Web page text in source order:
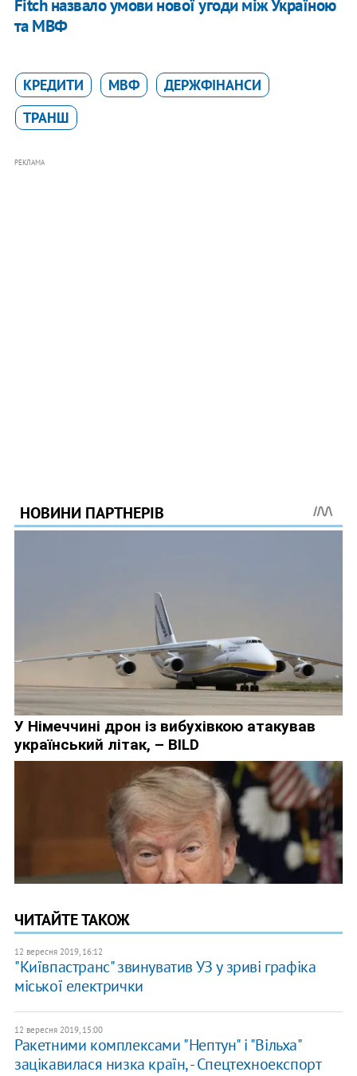
Fitch назвало умови нової угоди між Україною
та МВФ
КРЕДИТИ МВФ
ДЕРЖФІНАНСИ
ТРАНШ
РЕКЛАМА
ЧИТАЙТЕ ТАКОЖ
12 вересня 2019, 16:12
"Київпастранс" звинуватив УЗ у зриві графіка
міської електрички
12 вересня 2019, 15:00
Ракетними комплексами "Нептун" і "Вільха"
зацікавилася низка країн, - Спецтехноекспорт